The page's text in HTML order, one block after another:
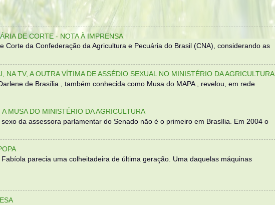
DE CORTE - NOTA À IMPRENSA
Corte da Confederação da Agricultura e Pecuária do Brasil (CNA), considerando as
NA TV, A OUTRA VÍTIMA DE ASSÉDIO SEXUAL NO MINISTÉRIO DA AGRICULTURA
de Brasília , também conhecida como Musa do MAPA , revelou, em rede
MUSA DO MINISTÉRIO DA AGRICULTURA
da assessora parlamentar do Senado não é o primeiro em Brasília. Em 2004 o
parecia uma colheitadeira de última geração. Uma daquelas máquinas